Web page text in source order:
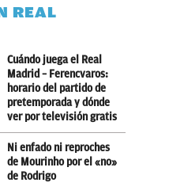
REAL
Cuándo juega el Real
Madrid – Ferencvaros:
horario del partido de
pretemporada y dónde
ver por televisión gratis
Ni enfado ni reproches
de Mourinho por el «no»
de Rodrigo